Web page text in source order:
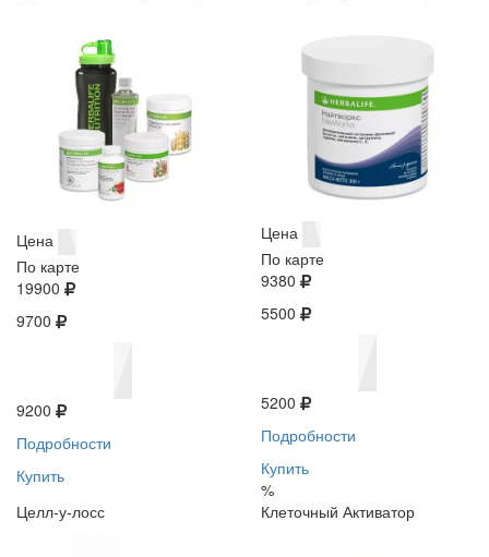
Цена
По карте
19900
9700
9200
Подробности
Купить
Цена
По карте
9380
5500
5200
Подробности
Купить
%
Целл-у-лосс
Клеточный Активатор